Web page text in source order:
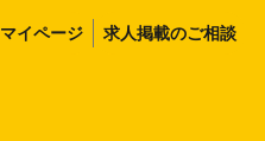
マイページ 求人掲載のご相談